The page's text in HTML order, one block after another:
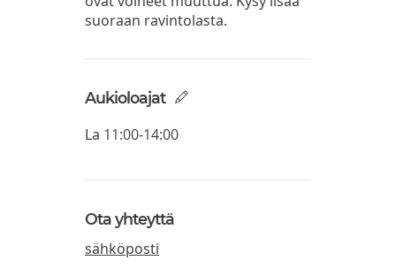
suoraan ravintolasta.
Aukioloajat
La 11:00-14:00
Ota yhteyttä
sähköposti